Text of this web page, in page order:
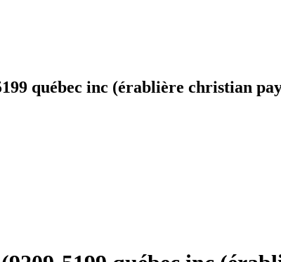
québec inc (érablière christian